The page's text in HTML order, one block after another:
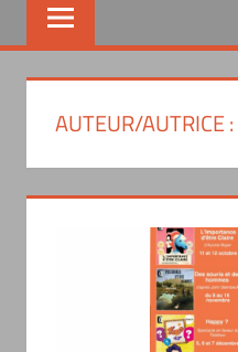
AUTEUR/AUTRICE :